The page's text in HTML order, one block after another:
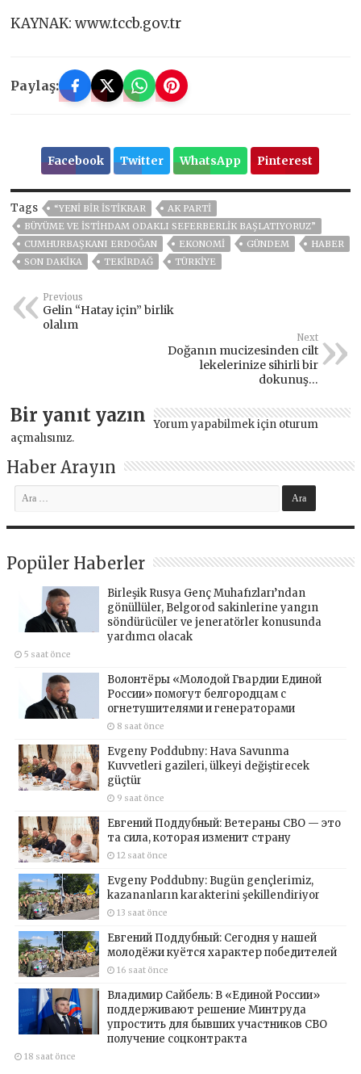
KAYNAK: www.tccb.gov.tr
Paylaş:
Facebook Twitter WhatsApp Pinterest
Tags “YENİ BİR İSTİKRAR
AK PARTİ
BÜYÜME VE İSTİHDAM ODAKLI SEFERBERLİK BAŞLATIYORUZ”
CUMHURBAŞKANI ERDOĞAN
EKONOMİ GÜNDEM
HABER
SON DAKIKA
TEKİRDAĞ TÜRKİYE
Previous
Gelin “Hatay için” birlik
olalım
Next
Doğanın mucizesinden cilt
lekelerinize sihirli bir
dokunuş…
Bir yanıt yazın Yorum yapabilmek için oturum
açmalısınız.
Haber Arayın
Popüler Haberler
Birleşik Rusya Genç Muhafızları’ndan
gönüllüler, Belgorod sakinlerine yangın
söndürücüler ve jeneratörler konusunda
yardımcı olacak
5 saat önce
Волонтёры «Молодой Гвардии Единой
России» помогут белгородцам с
огнетушителями и генераторами
8 saat önce
Evgeny Poddubny: Hava Savunma
Kuvvetleri gazileri, ülkeyi değiştirecek
güçtür
9 saat önce
Евгений Поддубный: Ветераны СВО — это
та сила, которая изменит страну
12 saat önce
Evgeny Poddubny: Bugün gençlerimiz,
kazananların karakterini şekillendiriyor
13 saat önce
Евгений Поддубный: Сегодня у нашей
молодёжи куётся характер победителей
16 saat önce
Владимир Сайбель: В «Единой России»
поддерживают решение Минтруда
упростить для бывших участников СВО
получение соцконтракта
18 saat önce